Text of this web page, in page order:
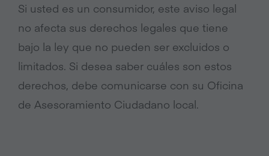
Si usted es un consumidor, este aviso legal
no afecta sus derechos legales que tiene
bajo la ley que no pueden ser excluidos o
limitados. Si desea saber cuáles son estos
derechos, debe comunicarse con su Oficina
de Asesoramiento Ciudadano local.